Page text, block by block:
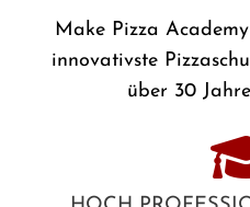
Make Pizza
innovativste
über 30